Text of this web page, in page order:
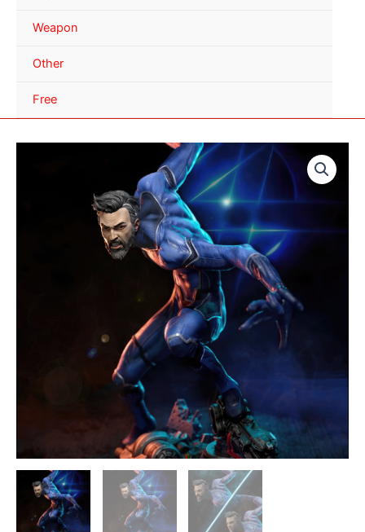
Weapon
Other
Free